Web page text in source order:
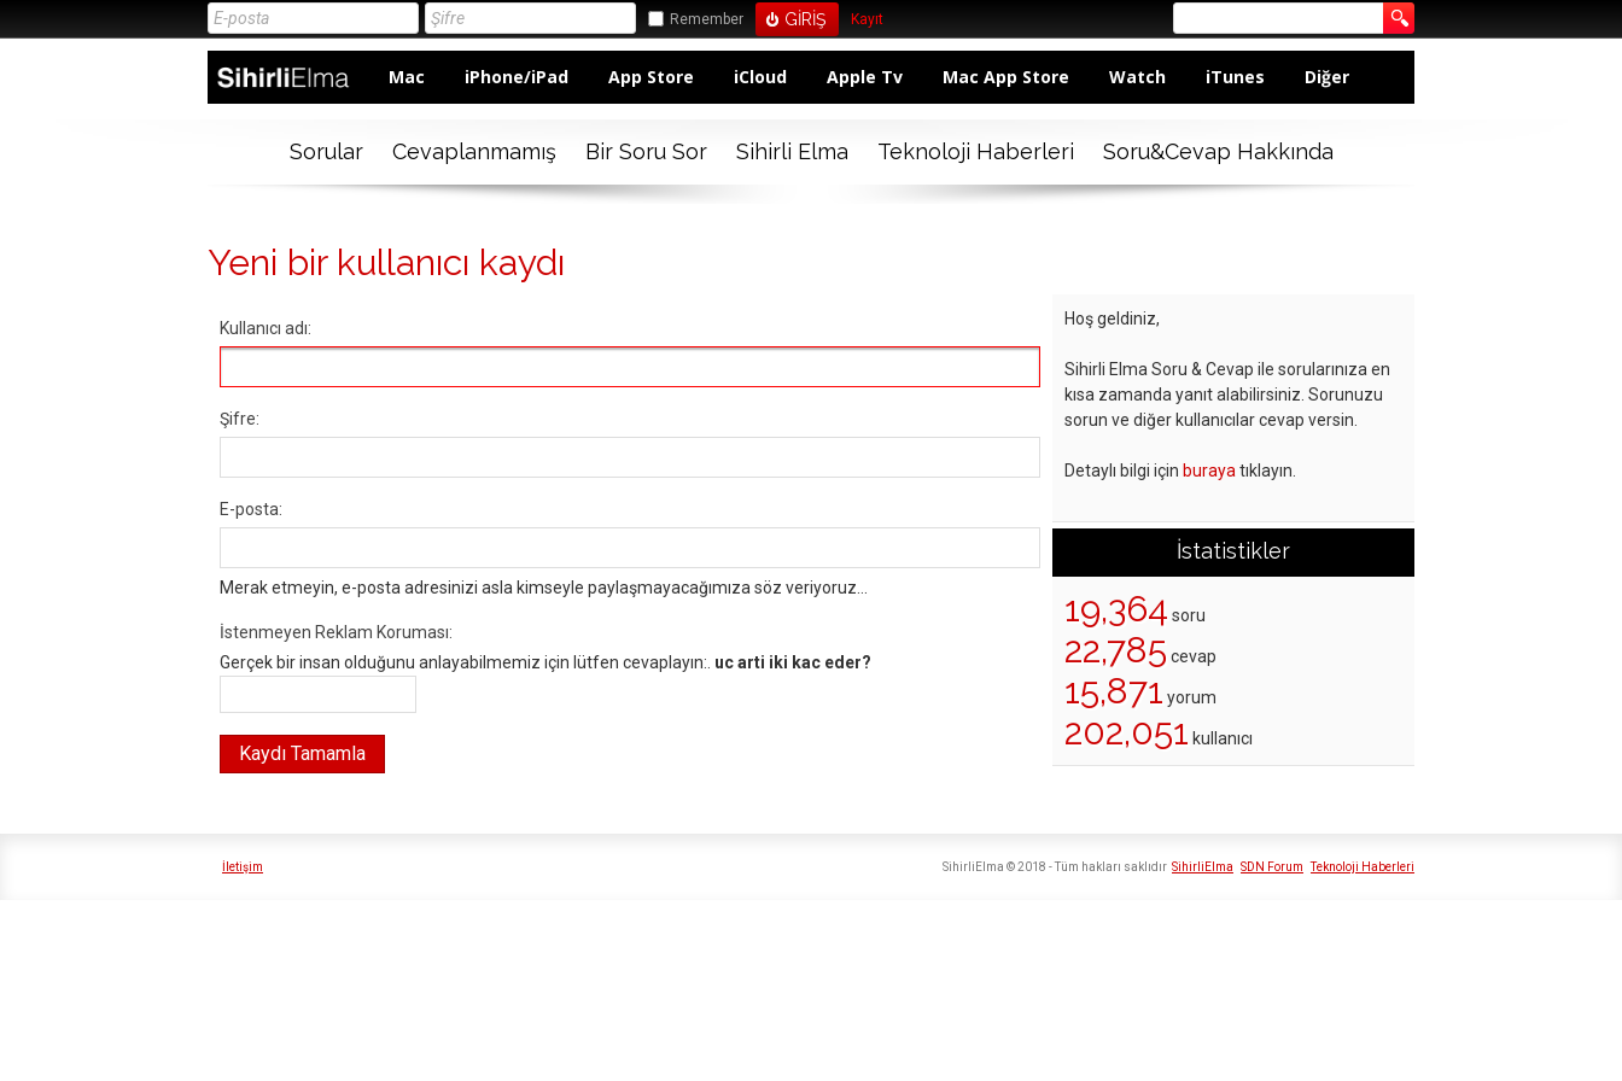
Remember Kayıt
Mac iPhone/iPad App Store iCloud Apple Tv Mac App Store Watch iTunes Diğer
Sorular Cevaplanmamış Bir Soru Sor Sihirli Elma Teknoloji Haberleri Soru&Cevap Hakkında
Yeni bir kullanıcı kaydı
Kullanıcı adı:
Şifre:
E-posta:
Merak etmeyin, e-posta adresinizi asla kimseyle paylaşmayacağımıza söz veriyoruz...
İstenmeyen Reklam Koruması:
Gerçek bir insan olduğunu anlayabilmemiz için lütfen cevaplayın:. uc arti iki kac eder?
Hoş geldiniz,
Sihirli Elma Soru & Cevap ile sorularınıza en
kısa zamanda yanıt alabilirsiniz. Sorunuzu
sorun ve diğer kullanıcılar cevap versin.
Detaylı bilgi için buraya tıklayın.
İstatistikler
19,364 soru
22,785 cevap
15,871 yorum
202,051 kullanıcı
İletişim SihirliElma SDN Forum Teknoloji Haberleri
SihirliElma © 2018 - Tüm hakları saklıdır